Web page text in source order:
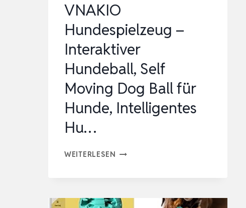
VNAKIO
Hundespielzeug –
Interaktiver
Hundeball, Self
Moving Dog Ball für
Hunde, Intelligentes
Hu…
WEITERLESEN VNAKIO
INTERAKTIVER